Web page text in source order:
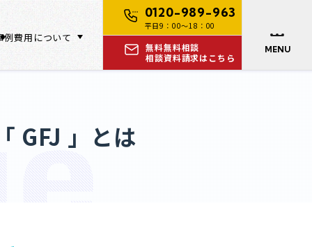
例費用について
0120-989-963
平日9：00～18：00
無料
相談
無料相談
資料請求はこちら
MENU
GFJ 」とは